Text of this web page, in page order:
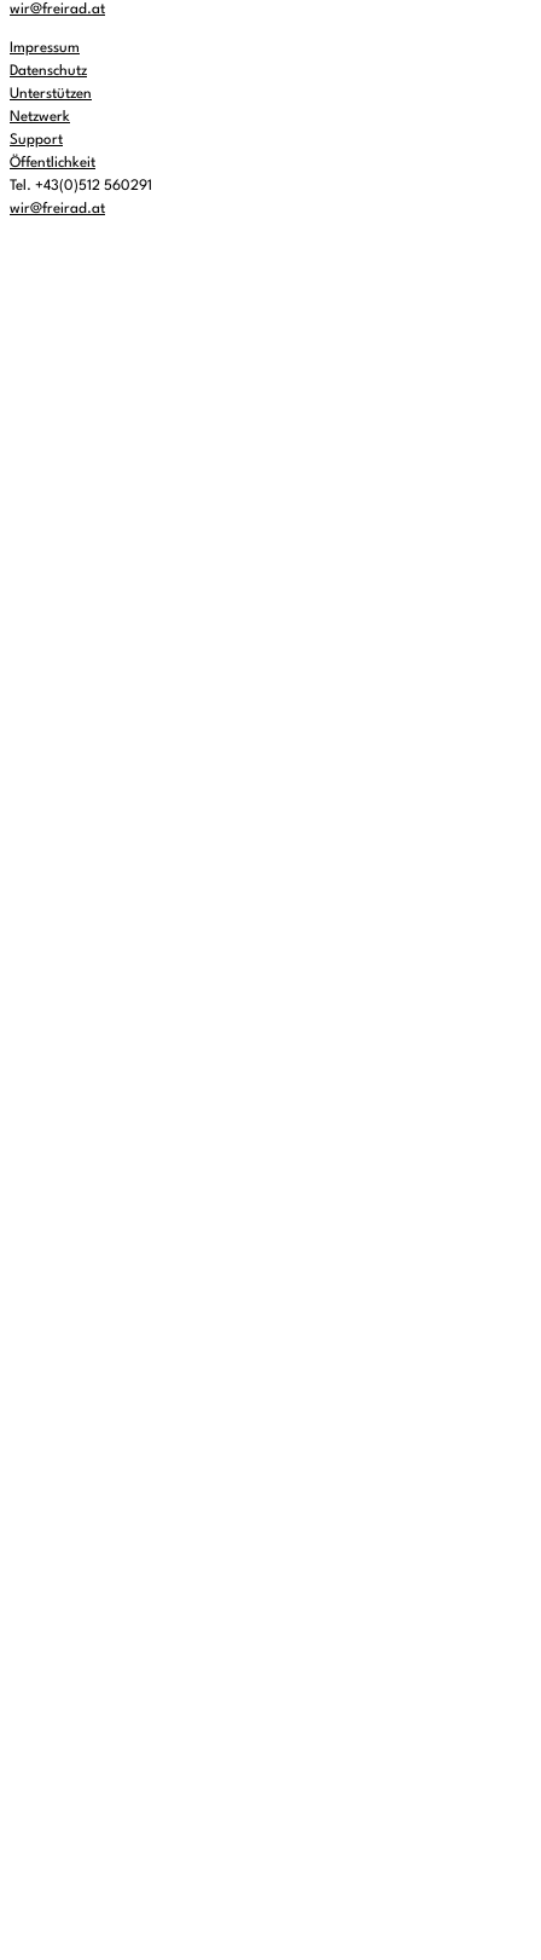
wir@freirad.at
Impressum
Datenschutz
Unterstützen
Netzwerk
Support
Öffentlichkeit
Tel. +43(0)512 560291
wir@freirad.at